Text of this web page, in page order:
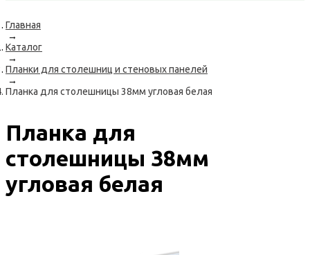
Главная
→
Каталог
→
Планки для столешниц и стеновых панелей
→
Планка для столешницы 38мм угловая белая
Планка для
столешницы 38мм
угловая белая